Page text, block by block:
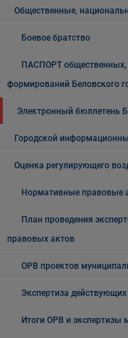
Общественные,
Боевое братство
ПАСПОРТ общественных,
формирований Беловского
Электронный бюллетень
Городской
Оценка регулирующего
Нормативные правовые
План проведения
правовых актов
ОРВ проектов
Экспертиза
Итоги ОРВ и